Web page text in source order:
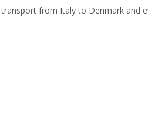
from Italy to Denmark